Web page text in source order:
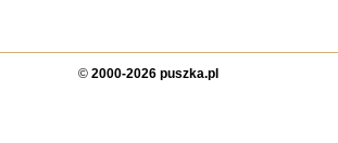
© 2000-2026 puszka.pl